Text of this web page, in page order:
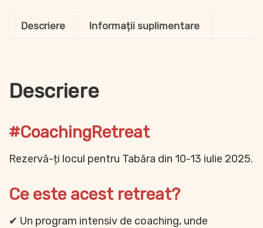
Descriere Informații suplimentare
Descriere
#CoachingRetreat
Rezervă-ți locul pentru Tabăra din 10-13 iulie 2025.
Ce este acest retreat?
✔ Un program intensiv de coaching, unde